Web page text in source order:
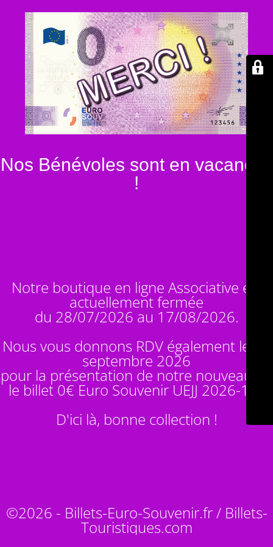
Nos Bénévoles sont en vacances
!
Notre boutique en ligne Associative est
actuellement fermée
du 28/07/2026 au 17/08/2026.
Nous vous donnons RDV également le 14
septembre 2026
pour la présentation de notre nouveauté :
le billet 0€ Euro Souvenir UEJJ 2026-10
D'ici là, bonne collection !
©2026 - Billets-Euro-Souvenir.fr / Billets-
Touristiques.com